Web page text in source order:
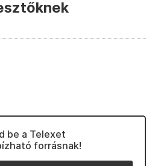
be a Telexet
forrásnak!